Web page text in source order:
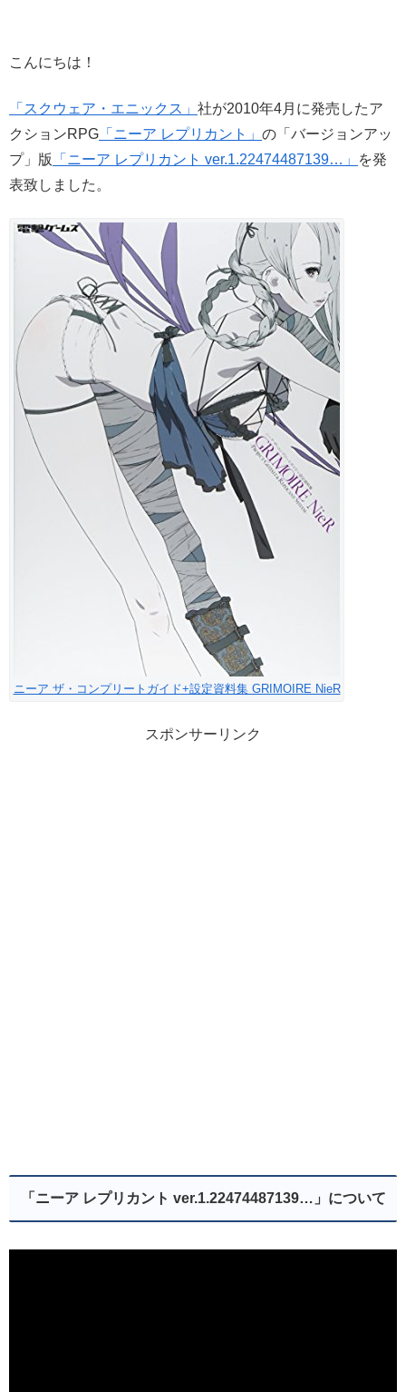
こんにちは！
「スクウェア・エニックス」 社が2010年4月に発売したア
クションRPG 「ニーア レプリカント」 の「バージョンアッ
プ」版
「ニーア レプリカント ver.1.22474487139…」
を発
表致しました。
ニーア ザ・コンプリートガイド+設定資料集 GRIMOIRE NieR
スポンサーリンク
「ニーア レプリカント ver.1.22474487139…」について